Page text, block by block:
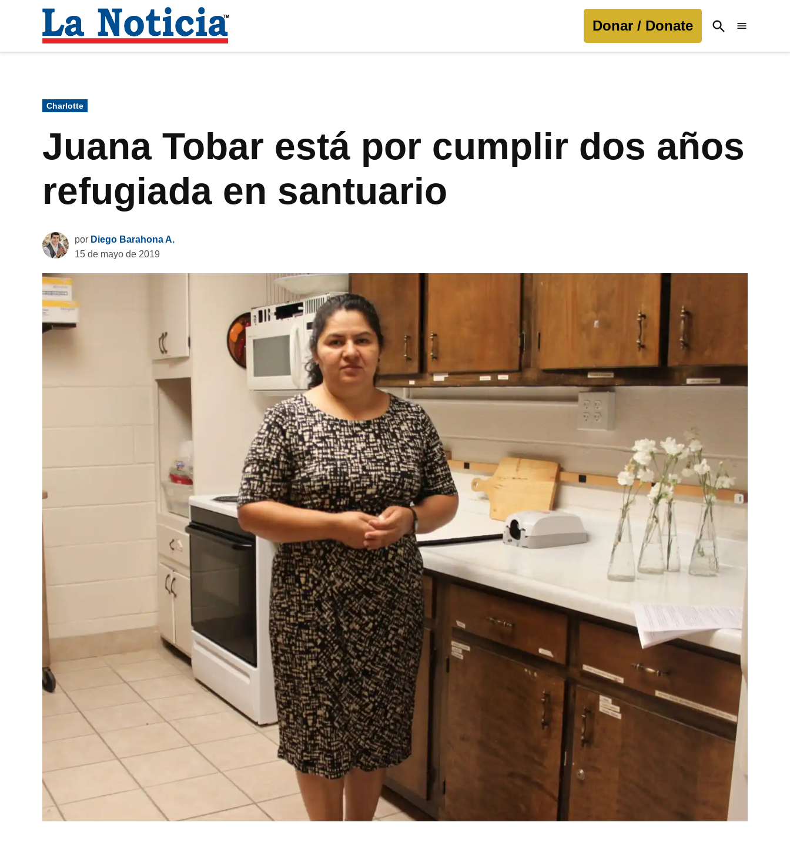
contenido
Noticia
Donar / Donate
Open
Search
Publicado
en
Charlotte
Juana Tobar está por cumplir dos años
refugiada en santuario
por Diego Barahona A.
15 de mayo de 2019